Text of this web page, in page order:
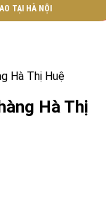
TẠI HÀ NỘI
Hà Thị Huệ
Hà Thị